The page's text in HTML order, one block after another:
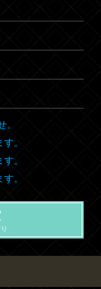
。
。
。
。